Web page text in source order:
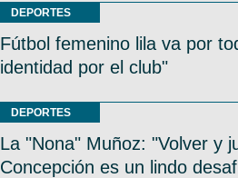
DEPORTES
Fútbol femenino lila va por
identidad por el club"
DEPORTES
La "Nona" Muñoz: "Volver y
Concepción es un lindo